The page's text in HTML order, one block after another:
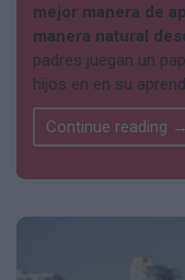
mejor manera de
manera natural
padres juegan un
hijos en en su
Continue reading →